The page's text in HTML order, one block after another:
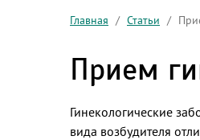
Главная / Статьи /
Прием
Гинекологические
вида возбудителя